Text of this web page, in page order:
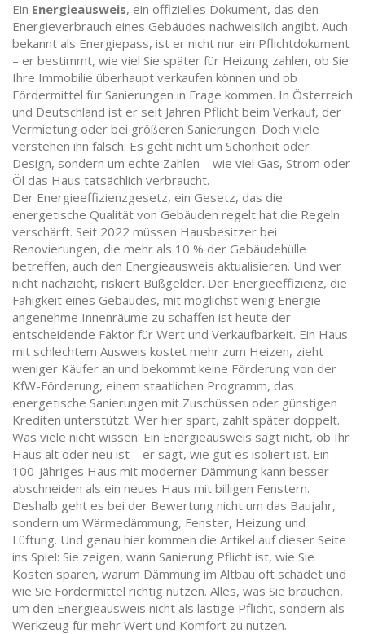
Ein Energieausweis, ein offizielles Dokument, das den
Energieverbrauch eines Gebäudes nachweislich angibt. Auch
bekannt als Energiepass, ist er nicht nur ein Pflichtdokument
– er bestimmt, wie viel Sie später für Heizung zahlen, ob Sie
Ihre Immobilie überhaupt verkaufen können und ob
Fördermittel für Sanierungen in Frage kommen. In Österreich
und Deutschland ist er seit Jahren Pflicht beim Verkauf, der
Vermietung oder bei größeren Sanierungen. Doch viele
verstehen ihn falsch: Es geht nicht um Schönheit oder
Design, sondern um echte Zahlen – wie viel Gas, Strom oder
Öl das Haus tatsächlich verbraucht.
Der Energieeffizienzgesetz, ein Gesetz, das die
energetische Qualität von Gebäuden regelt hat die Regeln
verschärft. Seit 2022 müssen Hausbesitzer bei
Renovierungen, die mehr als 10 % der Gebäudehülle
betreffen, auch den Energieausweis aktualisieren. Und wer
nicht nachzieht, riskiert Bußgelder. Der Energieeffizienz, die
Fähigkeit eines Gebäudes, mit möglichst wenig Energie
angenehme Innenräume zu schaffen ist heute der
entscheidende Faktor für Wert und Verkaufbarkeit. Ein Haus
mit schlechtem Ausweis kostet mehr zum Heizen, zieht
weniger Käufer an und bekommt keine Förderung von der
KfW-Förderung, einem staatlichen Programm, das
energetische Sanierungen mit Zuschüssen oder günstigen
Krediten unterstützt. Wer hier spart, zahlt später doppelt.
Was viele nicht wissen: Ein Energieausweis sagt nicht, ob Ihr
Haus alt oder neu ist – er sagt, wie gut es isoliert ist. Ein
100-jähriges Haus mit moderner Dämmung kann besser
abschneiden als ein neues Haus mit billigen Fenstern.
Deshalb geht es bei der Bewertung nicht um das Baujahr,
sondern um Wärmedämmung, Fenster, Heizung und
Lüftung. Und genau hier kommen die Artikel auf dieser Seite
ins Spiel: Sie zeigen, wann Sanierung Pflicht ist, wie Sie
Kosten sparen, warum Dämmung im Altbau oft schadet und
wie Sie Fördermittel richtig nutzen. Alles, was Sie brauchen,
um den Energieausweis nicht als lästige Pflicht, sondern als
Werkzeug für mehr Wert und Komfort zu nutzen.